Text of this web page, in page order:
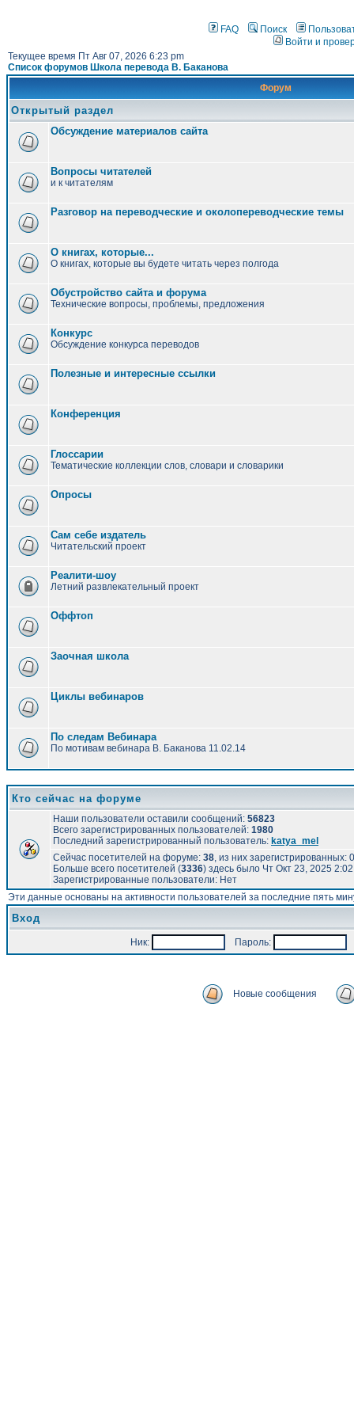
FAQ Поиск
Войти и
Текущее время Пт Авг 07, 2026 6:23 pm
Список форумов Школа перевода В. Баканова
Форум
Открытый раздел
Обсуждение материалов сайта
Вопросы читателей
и к читателям
Разговор на переводческие и околопереводческие темы
О книгах, которые...
О книгах, которые вы будете читать через полгода
Обустройство сайта и форума
Технические вопросы, проблемы, предложения
Конкурс
Обсуждение конкурса переводов
Полезные и интересные ссылки
Конференция
Глоссарии
Тематические коллекции слов, словари и словарики
Опросы
Сам себе издатель
Читательский проект
Реалити-шоу
Летний развлекательный проект
Оффтоп
Заочная школа
Циклы вебинаров
По следам Вебинара
По мотивам вебинара В. Баканова 11.02.14
Кто сейчас на форуме
Наши пользователи оставили сообщений: 56823
Всего зарегистрированных пользователей: 1980
Последний зарегистрированный пользователь: katya_mel
Сейчас посетителей на форуме: 38, из них
Больше всего посетителей (3336) здесь было Чт Окт 23, 2025
Зарегистрированные пользователи: Нет
Эти данные основаны на активности пользователей за последние пять
Вход
Ник: Пароль:
Новые сообщения